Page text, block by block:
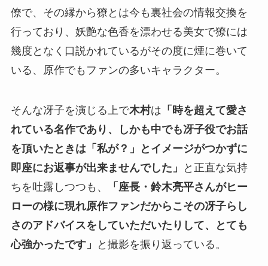
僚で、その縁から獠とは今も裏社会の情報交換を
行っており、妖艶な色香を漂わせる美女で獠には
幾度となく口説かれているがその度に煙に巻いて
いる、原作でもファンの多いキャラクター。
そんな冴子を演じる上で木村は 「時を超えて愛さ
れている名作であり、しかも中でも冴子役でお話
を頂いたときは「私が？」とイメージがつかずに
即座にお返事が出来ませんでした」
と正直な気持
ちを吐露しつつも、
「座長・鈴木亮平さんがヒー
ローの様に現れ原作ファンだからこその冴子らし
さのアドバイスをしていただいたりして、とても
心強かったです」
と撮影を振り返っている。